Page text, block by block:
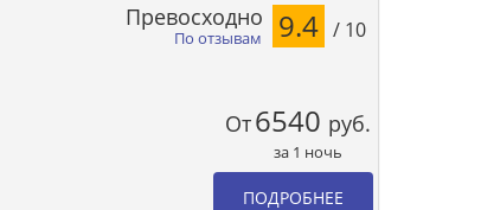
По отзывам
Превосходно 9.4 / 10
От6540 руб.
за 1 ночь
ПОДРОБНЕЕ